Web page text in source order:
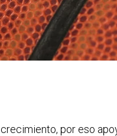
por eso